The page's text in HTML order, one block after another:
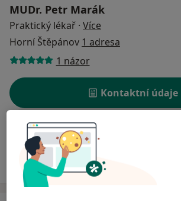
MUDr. Petr Marák
Praktický lékař · Více
Horní Štěpánov 1 adresa
1 názor
Kontaktní údaje
Rezervovat termín
Zkušenosti Ceník